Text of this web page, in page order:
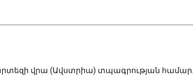
վրա (Ավստրիա) տպագրության